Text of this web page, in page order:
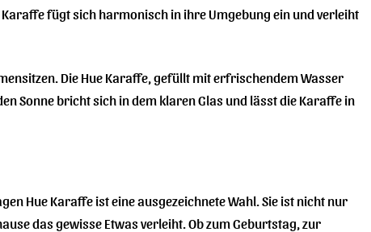
fügt sich harmonisch in ihre Umgebung ein und verleiht
Die Hue Karaffe, gefüllt mit erfrischendem Wasser
Sonne bricht sich in dem klaren Glas und lässt die Karaffe in
Hue Karaffe ist eine ausgezeichnete Wahl. Sie ist nicht nur
das gewisse Etwas verleiht. Ob zum Geburtstag, zur